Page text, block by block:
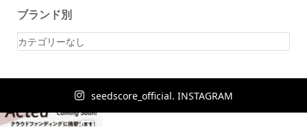
ブランド別
カテゴリーなし
seedscore_official. INSTAGRAM